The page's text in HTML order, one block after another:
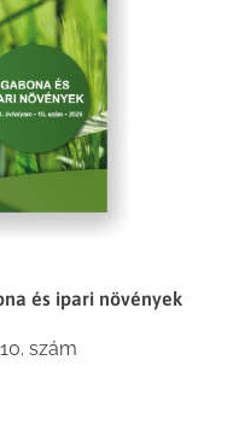
és ipari növények
szám